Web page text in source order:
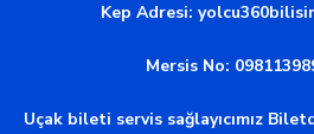
Kep Adresi:
Mersis No:
Uçak bileti servis sağlayıcımız